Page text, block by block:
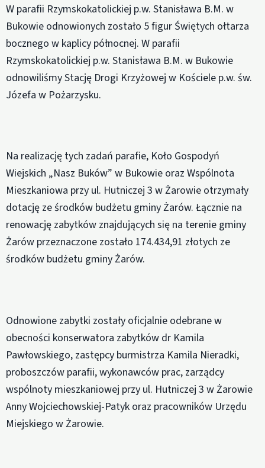
W parafii Rzymskokatolickiej p.w. Stanisława B.M. w
Bukowie odnowionych zostało 5 figur Świętych ołtarza
bocznego w kaplicy północnej. W parafii
Rzymskokatolickiej p.w. Stanisława B.M. w Bukowie
odnowiliśmy Stację Drogi Krzyżowej w Kościele p.w. św.
Józefa w Pożarzysku.
Na realizację tych zadań parafie, Koło Gospodyń
Wiejskich „Nasz Buków” w Bukowie oraz Wspólnota
Mieszkaniowa przy ul. Hutniczej 3 w Żarowie otrzymały
dotację ze środków budżetu gminy Żarów. Łącznie na
renowację zabytków znajdujących się na terenie gminy
Żarów przeznaczone zostało 174.434,91 złotych ze
środków budżetu gminy Żarów.
Odnowione zabytki zostały oficjalnie odebrane w
obecności konserwatora zabytków dr Kamila
Pawłowskiego, zastępcy burmistrza Kamila Nieradki,
proboszczów parafii, wykonawców prac, zarządcy
wspólnoty mieszkaniowej przy ul. Hutniczej 3 w Żarowie
Anny Wojciechowskiej-Patyk oraz pracowników Urzędu
Miejskiego w Żarowie.